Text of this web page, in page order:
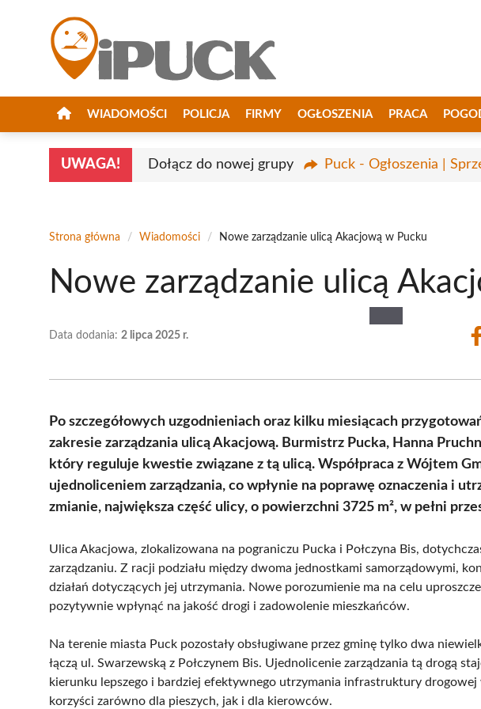
WIADOMOŚCI POLICJA FIRMY OGŁOSZENIA PRACA
UWAGA! Dołącz do nowej grupy Puck - Ogłoszenia |
Strona główna / Wiadomości / Nowe zarządzanie ulicą Akacjową w Pucku
Nowe zarządzanie ulicą
Data dodania: 2 lipca 2025 r.
Po szczegółowych uzgodnieniach oraz kilku miesiącach
zakresie zarządzania ulicą Akacjową. Burmistrz Pucka, Hanna
który reguluje kwestie związane z tą ulicą. Współpraca z Wójtem
ujednoliceniem zarządzania, co wpłynie na poprawę oznaczenia i
zmianie, największa część ulicy, o powierzchni 3725 m², w pełni
Ulica Akacjowa, zlokalizowana na pograniczu Pucka i Połczyna Bis,
zarządzaniu. Z racji podziału między dwoma jednostkami samorządowymi,
działań dotyczących jej utrzymania. Nowe porozumienie ma na celu
pozytywnie wpłynąć na jakość drogi i zadowolenie mieszkańców.
Na terenie miasta Puck pozostały obsługiwane przez gminę tylko dwa
łączą ul. Swarzewską z Połczynem Bis. Ujednolicenie zarządzania tą drogą
kierunku lepszego i bardziej efektywnego utrzymania infrastruktury
korzyści zarówno dla pieszych, jak i dla kierowców.